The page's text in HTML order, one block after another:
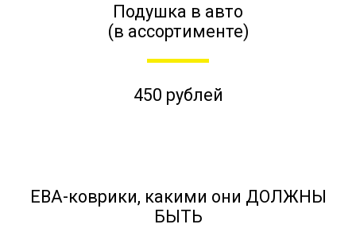
Подушка в авто
(в ассортименте)
450 рублей
ЕВА-коврики, какими они ДОЛЖНЫ
БЫТЬ